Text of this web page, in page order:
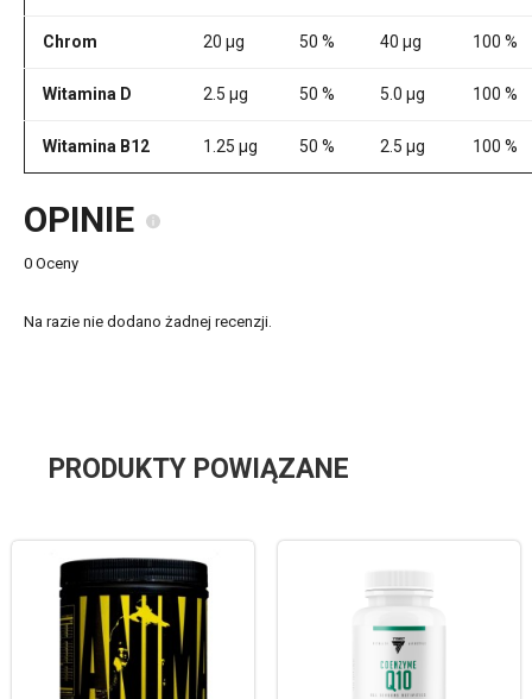
Chrom 20 µg 50 % 40 µg 100 %
Witamina D 2.5 µg 50 % 5.0 µg 100 %
Witamina B12 1.25 µg 50 % 2.5 µg 100 %
OPINIE
0 Oceny
Na razie nie dodano żadnej recenzji.
PRODUKTY POWIĄZANE